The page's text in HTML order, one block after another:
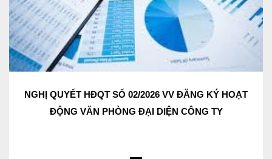
NGHỊ QUYẾT HĐQT SỐ 02/2026 VV ĐĂNG KÝ HOẠT
ĐỘNG VĂN PHÒNG ĐẠI DIỆN CÔNG TY